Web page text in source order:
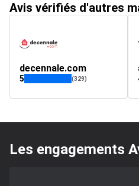
Avis vérifiés d'autres
decennale.com
5 (329)
Les engagements